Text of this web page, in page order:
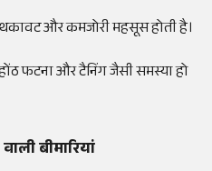
और कमजोरी महसूस होती है।
फटना और टैनिंग जैसी समस्या हो
बीमारियां